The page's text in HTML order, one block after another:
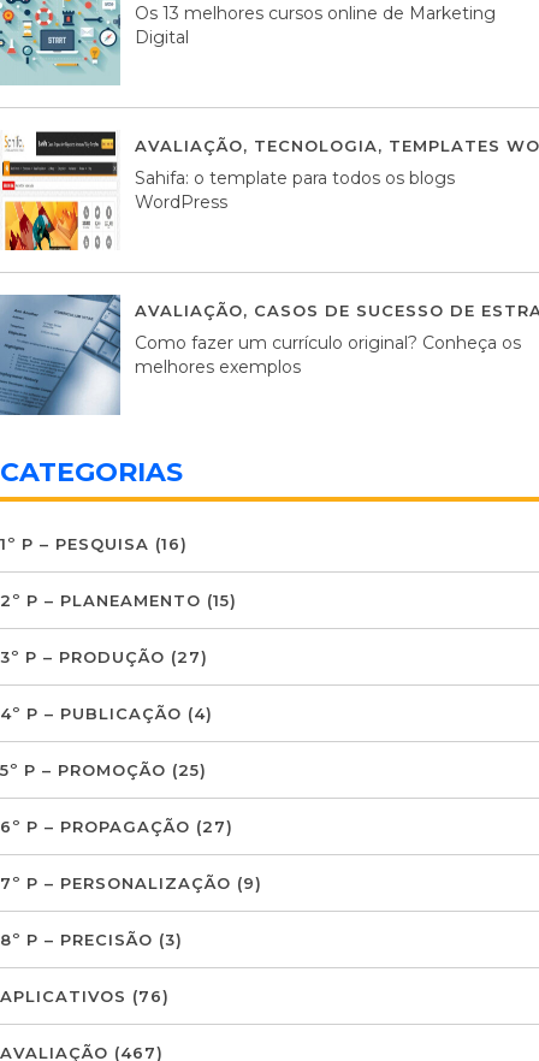
Os 13 melhores cursos online de Marketing
Digital
AVALIAÇÃO, TECNOLOGIA, TEMPLATES
Sahifa: o template para todos os blogs
WordPress
AVALIAÇÃO, CASOS DE SUCESSO DE
Como fazer um currículo original? Conheça os
melhores exemplos
CATEGORIAS
1º P – PESQUISA (16)
2º P – PLANEAMENTO (15)
3º P – PRODUÇÃO (27)
4º P – PUBLICAÇÃO (4)
5º P – PROMOÇÃO (25)
6º P – PROPAGAÇÃO (27)
7º P – PERSONALIZAÇÃO (9)
8º P – PRECISÃO (3)
APLICATIVOS (76)
AVALIAÇÃO (467)